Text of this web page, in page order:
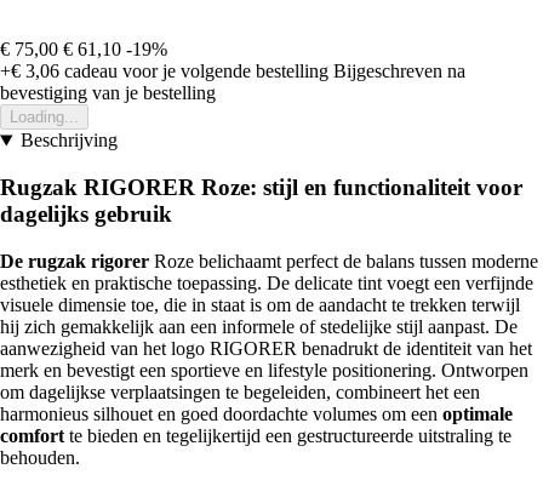
€ 75,00 € 61,10 -19%
+€ 3,06 cadeau voor je volgende bestelling Bijgeschreven na
bevestiging van je bestelling
Loading...
Beschrijving
Rugzak RIGORER Roze: stijl en functionaliteit voor
dagelijks gebruik
De rugzak rigorer Roze belichaamt perfect de balans tussen moderne
esthetiek en praktische toepassing. De delicate tint voegt een verfijnde
visuele dimensie toe, die in staat is om de aandacht te trekken terwijl
hij zich gemakkelijk aan een informele of stedelijke stijl aanpast. De
aanwezigheid van het logo RIGORER benadrukt de identiteit van het
merk en bevestigt een sportieve en lifestyle positionering. Ontworpen
om dagelijkse verplaatsingen te begeleiden, combineert het een
harmonieus silhouet en goed doordachte volumes om een optimale
comfort te bieden en tegelijkertijd een gestructureerde uitstraling te
behouden.